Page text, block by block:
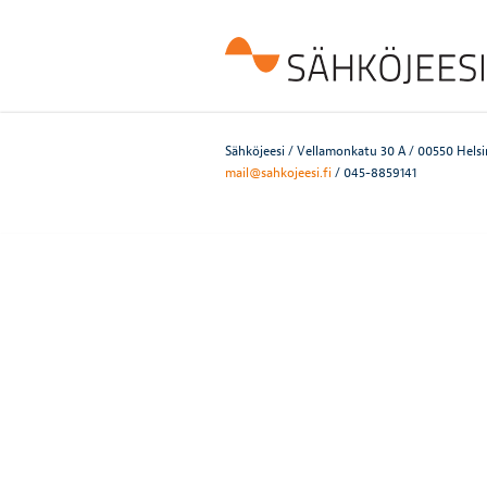
Sähköjeesi / Vellamonkatu 30 A / 00550
mail@sahkojeesi.fi/ 045-8859141